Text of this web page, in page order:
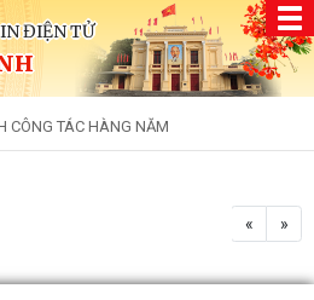
ĐIỆN TỬ
CÔNG TÁC HÀNG NĂM
« »